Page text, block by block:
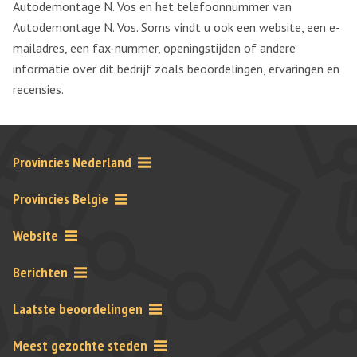
Autodemontage N. Vos en het telefoonnummer van
Autodemontage N. Vos. Soms vindt u ook een website, een e-
mailadres, een fax-nummer, openingstijden of andere
informatie over dit bedrijf zoals beoordelingen, ervaringen en
recensies.
Provincies Nederland
Provincies Belgie
Website
Berichten
Laatste beoordelingen
Meest gezochte steden